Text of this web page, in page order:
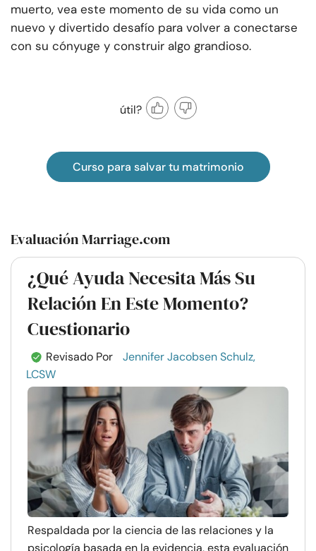
muerto, vea este momento de su vida como un
nuevo y divertido desafío para volver a conectarse
con su cónyuge y construir algo grandioso.
útil?
Curso para salvar tu matrimonio
Evaluación Marriage.com
¿Qué Ayuda Necesita Más Su
Relación En Este Momento?
Cuestionario
Revisado Por
Jennifer Jacobsen Schulz,
LCSW
Respaldada por la ciencia de las relaciones y la
psicología basada en la evidencia, esta evaluación